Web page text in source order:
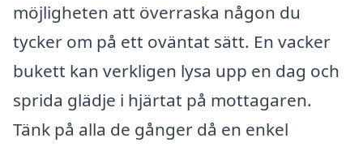
möjligheten att överraska någon du
tycker om på ett oväntat sätt. En vacker
bukett kan verkligen lysa upp en dag och
sprida glädje i hjärtat på mottagaren.
Tänk på alla de gånger då en enkel